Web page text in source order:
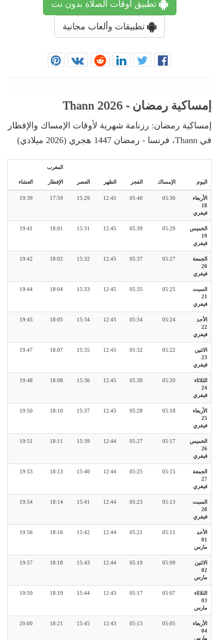
تطبيق أوقات الصلاة بدون نت
تطبيقات وألعاب مجانية
إمساكية رمضان - Thann 2026
إمساكية رمضان: رزنامة شهرية لأوقات الإمساك والإفطار
في Thann، فرنسا - رمضان 1447 هجري (2026 ميلادي)
اليوم الإمساك الفجر الظهر العصر
المغرب
الإفطار العشاء
الأربعاء
18
فيفري
05:30
05:40
12:45
15:29
17:59
19:39
الخميس
19
فيفري
05:29
05:39
12:45
15:31
18:01
19:41
الجمعة
20
فيفري
05:27
05:37
12:45
15:32
18:02
19:42
السبت
21
فيفري
05:25
05:35
12:45
15:33
18:04
19:44
الأحد
22
فيفري
05:24
05:34
12:45
15:34
18:05
19:45
الاثنين
23
فيفري
05:22
05:32
12:45
15:35
18:07
19:47
الثلاثاء
24
فيفري
05:20
05:30
12:45
15:36
18:08
19:48
الأربعاء
25
فيفري
05:18
05:28
12:45
15:37
18:10
19:50
الخميس
26
فيفري
05:17
05:27
12:44
15:39
18:11
19:51
الجمعة
27
فيفري
05:15
05:25
12:44
15:40
18:13
19:53
السبت
28
فيفري
05:13
05:23
12:44
15:41
18:14
19:54
الأحد
01
مارس
05:11
05:21
12:44
15:42
18:16
19:56
الاثنين
02
مارس
05:09
05:19
12:44
15:43
18:18
19:57
الثلاثاء
03
مارس
05:07
05:17
12:43
15:44
18:19
19:59
الأربعاء
04
مارس
05:05
05:15
12:43
15:45
18:21
20:00